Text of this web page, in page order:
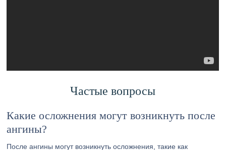
Частые вопросы
Какие осложнения могут возникнуть после
ангины?
После ангины могут возникнуть осложнения, такие как